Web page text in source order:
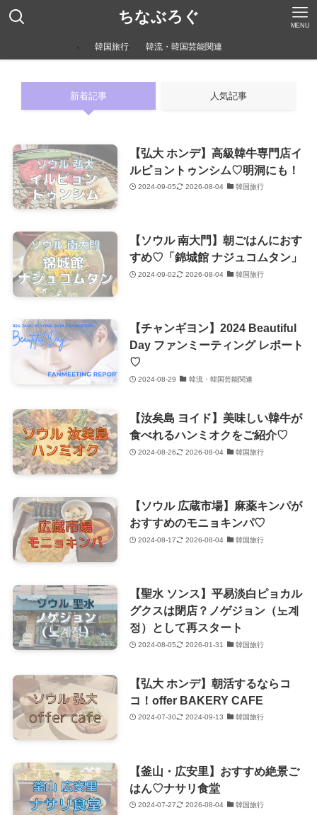
ちなぶろぐ MENU
韓国旅行 韓流・韓国芸能関連
新着記事 人気記事
【弘大 ホンデ】高級韓牛専門店イ
ルピョントゥンシム♡明洞にも！
2024-09-05 2026-08-04 韓国旅行
【ソウル 南大門】朝ごはんにおす
すめ♡「錦城館 ナジュコムタン」
2024-09-02 2026-08-04 韓国旅行
【チャンギヨン】2024 Beautiful
Day ファンミーティング レポート
♡
2024-08-29 韓流・韓国芸能関連
【汝矣島 ヨイド】美味しい韓牛が
食べれるハンミオクをご紹介♡
2024-08-26 2026-08-04 韓国旅行
【ソウル 広蔵市場】麻薬キンパが
おすすめのモニョキンパ♡
2024-08-17 2026-08-04 韓国旅行
【聖水 ソンス】平易淡白ピョカル
グクスは閉店？ノゲジョン（노계
정）として再スタート
2024-08-05 2026-01-31 韓国旅行
【弘大 ホンデ】朝活するならコ
コ！offer BAKERY CAFE
2024-07-30 2024-09-13 韓国旅行
【釜山・広安里】おすすめ絶景ご
はん♡ナサリ食堂
2024-07-27 2026-08-04 韓国旅行